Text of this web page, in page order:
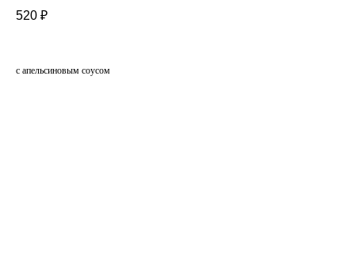
520 ₽
с апельсиновым соусом